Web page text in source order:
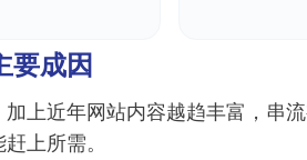
要成因
上近年网站内容越趋丰富，串
上所需。